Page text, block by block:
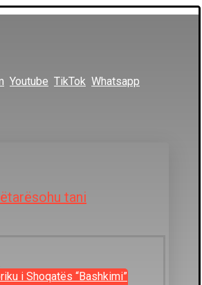
Youtube TikTok Whatsapp
tani
i Shoqatës “Bashkimi”